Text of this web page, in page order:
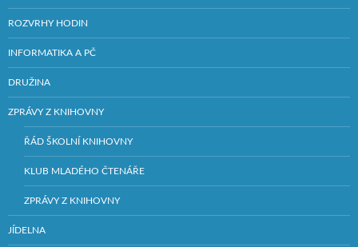
ROZVRHY HODIN
INFORMATIKA A PČ
DRUŽINA
ZPRÁVY Z KNIHOVNY
ŘÁD ŠKOLNÍ KNIHOVNY
KLUB MLADÉHO ČTENÁŘE
ZPRÁVY Z KNIHOVNY
JÍDELNA